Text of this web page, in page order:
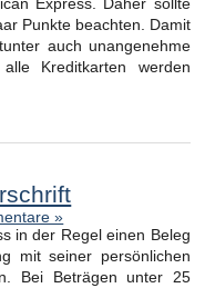
Express. Daher sollte
Punkte beachten. Damit
auch unangenehme
Kreditkarten werden
»
in der Regel einen Beleg
mit seiner persönlichen
Bei Beträgen unter 25